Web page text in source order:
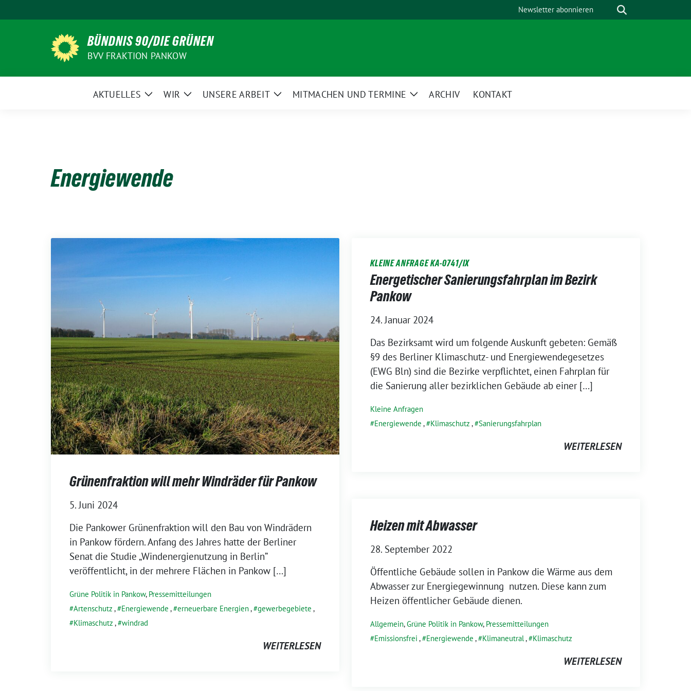
zum
Newsletter abonnieren Suche
BÜNDNIS 90/DIE GRÜNEN
BVV FRAKTION PANKOW
AKTUELLES
ZeigeWIR
ZeigeUNSERE ARBEIT
ZeigeMITMACHEN UND TERMINE
ZeigeARCHIV KONTAKT
Energiewende
Grünenfraktion will mehr Windräder für Pankow
5. Juni 2024
Die Pankower Grünenfraktion will den Bau von Windrädern
in Pankow fördern. Anfang des Jahres hatte der Berliner
Senat die Studie „Windenergienutzung in Berlin”
veröffentlicht, in der mehrere Flächen in Pankow […]
Grüne Politik in Pankow, Pressemitteilungen
Artenschutz , Energiewende , erneuerbare Energien, gewerbegebiete ,
Klimaschutz , windrad
WEITERLESEN
KLEINE ANFRAGE KA-0741/IX
Energetischer Sanierungsfahrplan im Bezirk
Pankow
24. Januar 2024
Das Bezirksamt wird um folgende Auskunft gebeten: Gemäß
§9 des Berliner Klimaschutz- und Energiewendegesetzes
(EWG Bln) sind die Bezirke verpflichtet, einen Fahrplan für
die Sanierung aller bezirklichen Gebäude ab einer […]
Kleine Anfragen
Energiewende , Klimaschutz , Sanierungsfahrplan
WEITERLESEN
Heizen mit Abwasser
28. September 2022
Öffentliche Gebäude sollen in Pankow die Wärme aus dem
Abwasser zur Energiegewinnung nutzen. Diese kann zum
Heizen öffentlicher Gebäude dienen.
Allgemein,Grüne Politik in Pankow, Pressemitteilungen
Emissionsfrei , Energiewende , Klimaneutral, Klimaschutz
WEITERLESEN